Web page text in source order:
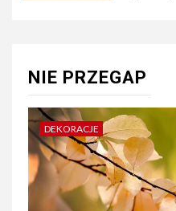
NIE PRZEGAP
DEKORACJE